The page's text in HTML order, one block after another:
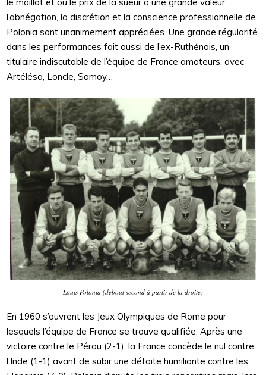
l’abnégation, la discrétion et la conscience professionnelle de
Polonia sont unanimement appréciées. Une grande régularité
dans les performances fait aussi de l’ex-Ruthénois, un
titulaire indiscutable de l’équipe de France amateurs, avec
Artélésa, Loncle, Samoy…
Louis Polonia (debout second à partir de la droite)
En 1960 s’ouvrent les Jeux Olympiques de Rome pour
lesquels l’équipe de France se trouve qualifiée. Après une
victoire contre le Pérou (2-1), la France concède le nul contre
l’Inde (1-1) avant de subir une défaite humiliante contre les